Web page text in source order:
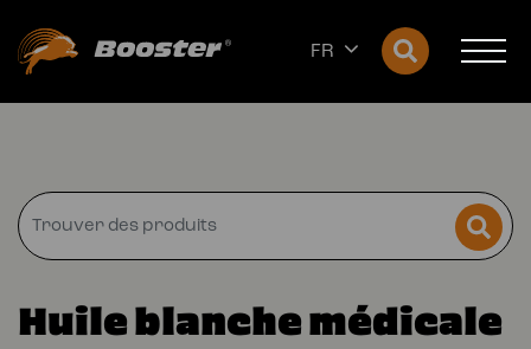
FR
Huile blanche médicale